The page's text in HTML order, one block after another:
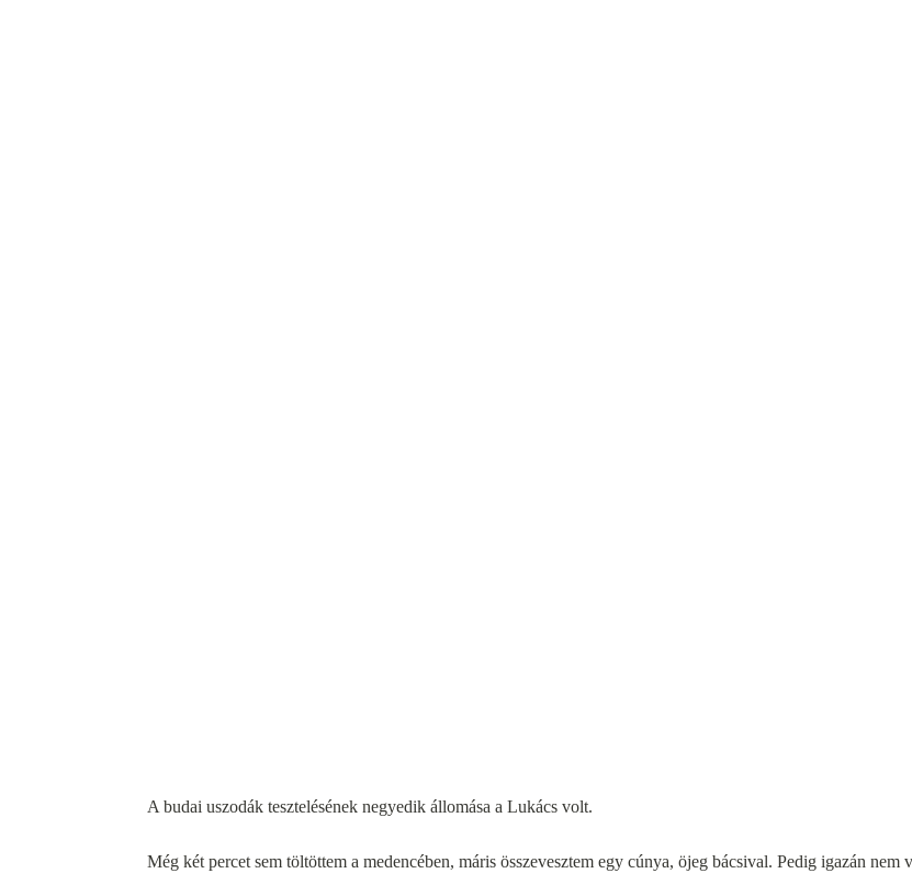
A budai uszodák tesztelésének negyedik állomása a Lukács volt.
Még két percet sem töltöttem a medencében, máris összevesztem egy cúnya, öjeg bácsival. Pedig igazán nem